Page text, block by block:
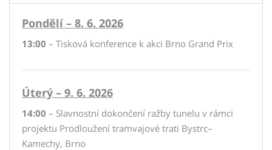
Pondělí – 8. 6. 2026
13:00 – Tisková konference k akci Brno Grand Prix
Úterý – 9. 6. 2026
14:00 – Slavnostní dokončení ražby tunelu v rámci
projektu Prodloužení tramvajové trati Bystrc–
Kamechy, Brno